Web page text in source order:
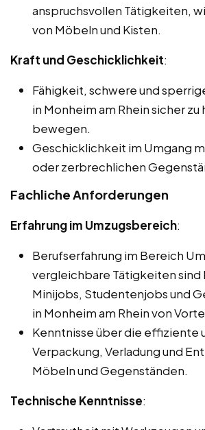
anspruchsvollen Tätigkeiten,
von Möbeln und Kisten.
Kraft und Geschicklichkeit:
Fähigkeit, schwere und
in Monheim am Rhein sicher zu
bewegen.
Geschicklichkeit im Umgang
oder zerbrechlichen
Fachliche Anforderungen
Erfahrung im Umzugsbereich:
Berufserfahrung im Bereich
vergleichbare Tätigkeiten sind
Minijobs, Studentenjobs und
in Monheim am Rhein von
Kenntnisse über die effiziente
Verpackung, Verladung und
Möbeln und Gegenständen.
Technische Kenntnisse: